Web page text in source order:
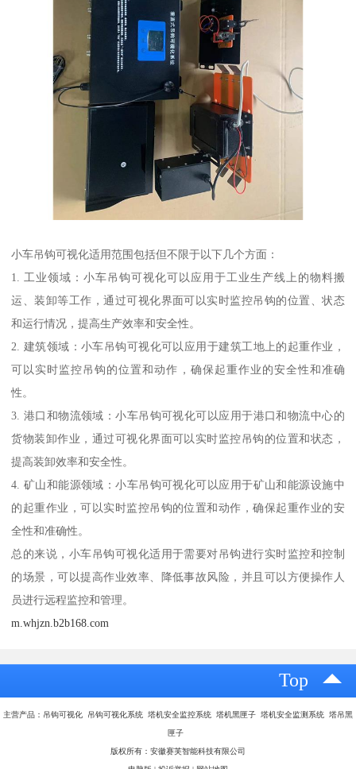
小车吊钩可视化适用范围包括但不限于以下几个方面：
1. 工业领域：小车吊钩可视化可以应用于工业生产线上的物料搬
运、装卸等工作，通过可视化界面可以实时监控吊钩的位置、状态
和运行情况，提高生产效率和安全性。
2. 建筑领域：小车吊钩可视化可以应用于建筑工地上的起重作业，
可以实时监控吊钩的位置和动作，确保起重作业的安全性和准确
性。
3. 港口和物流领域：小车吊钩可视化可以应用于港口和物流中心的
货物装卸作业，通过可视化界面可以实时监控吊钩的位置和状态，
提高装卸效率和安全性。
4. 矿山和能源领域：小车吊钩可视化可以应用于矿山和能源设施中
的起重作业，可以实时监控吊钩的位置和动作，确保起重作业的安
全性和准确性。
总的来说，小车吊钩可视化适用于需要对吊钩进行实时监控和控制
的场景，可以提高作业效率、降低事故风险，并且可以方便操作人
员进行远程监控和管理。
m.whjzn.b2b168.com
Top
主营产品：吊钩可视化 吊钩可视化系统 塔机安全监控系统 塔机黑匣子 塔机安全监测系统 塔吊黑
匣子
版权所有：安徽赛芙智能科技有限公司